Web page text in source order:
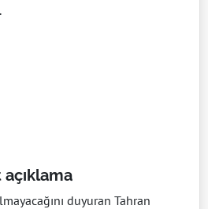
duyuran Tahran